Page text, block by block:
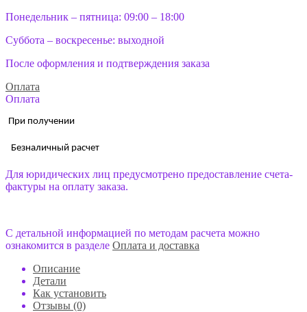
Понедельник – пятница: 09:00 – 18:00
Суббота – воскресенье: выходной
После оформления и подтверждения заказа
Оплата
Оплата
При получении
Безналичный расчет
Для юридических лиц предусмотрено предоставление счета-
фактуры на оплату заказа.
С детальной информацией по методам расчета можно
ознакомится в разделе Оплата и доставка
Описание
Детали
Как установить
Отзывы (0)